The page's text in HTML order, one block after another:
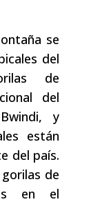
se
del
de
del
y
están
del país.
de
en el